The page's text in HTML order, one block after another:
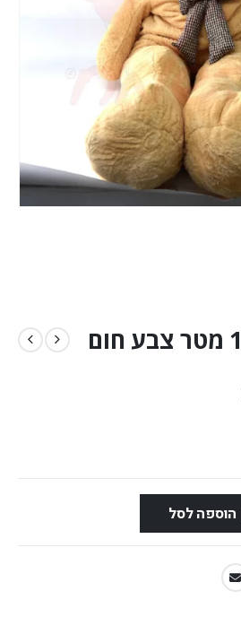
דובי פרווה 1.60 מטר צבע חום
הוספה לסל